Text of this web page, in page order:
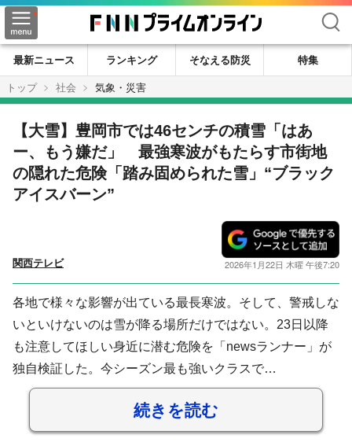
検索
最新ニュース ランキング そなえる防災
特集
トップ
社会 気象・災害
【大雪】豊岡市では46センチの積雪「はあ
ー、もう嫌だ」 最強寒波がもたらす市街地
の隠れた危険「踏み固められた雪」“ブラック
アイスバーン”
関西テレビ 2026年1月22日 木曜 午後7:20
各地で様々な影響が出ている最長寒波。そして、警戒しな
いといけないのは雪が降る場所だけではない。23日以降
も注意してほしい身近に潜む危険を「newsランナー」が
独自検証した。今シーズン最も強いクラスで…
続きを読む